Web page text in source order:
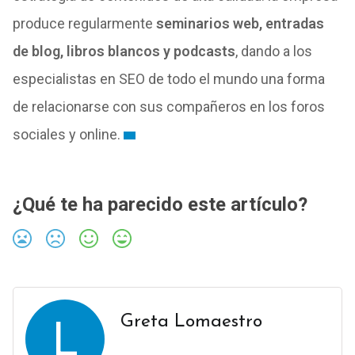
produce regularmente seminarios web, entradas
de blog, libros blancos y podcasts, dando a los
especialistas en SEO de todo el mundo una forma
de relacionarse con sus compañeros en los foros
sociales y online.
¿Qué te ha parecido este artículo?
L Greta Lomaestro